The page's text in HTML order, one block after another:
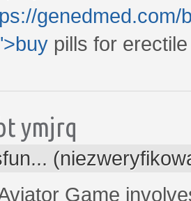
pills for
ymjrq
Game